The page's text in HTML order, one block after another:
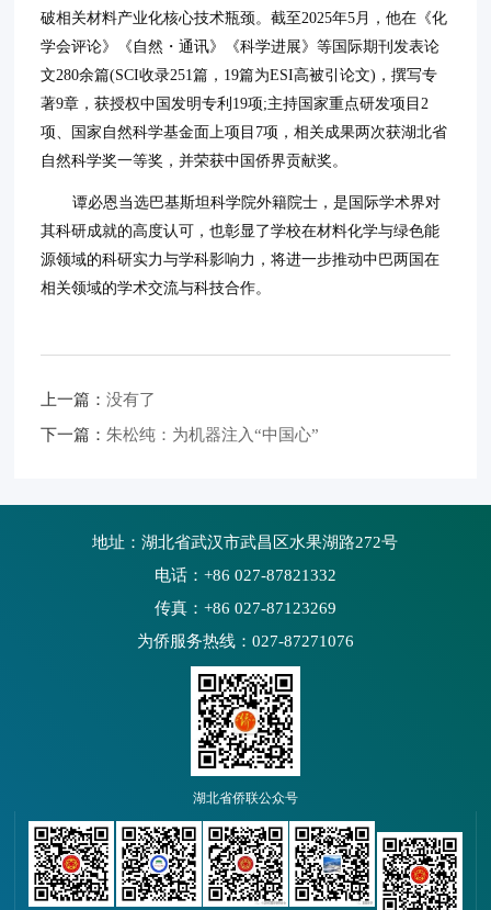
破相关材料产业化核心技术瓶颈。截至2025年5月，他在《化
学会评论》《自然・通讯》《科学进展》等国际期刊发表论
文280余篇(SCI收录251篇，19篇为ESI高被引论文)，撰写专
著9章，获授权中国发明专利19项;主持国家重点研发项目2
项、国家自然科学基金面上项目7项，相关成果两次获湖北省
自然科学奖一等奖，并荣获中国侨界贡献奖。
谭必恩当选巴基斯坦科学院外籍院士，是国际学术界对
其科研成就的高度认可，也彰显了学校在材料化学与绿色能
源领域的科研实力与学科影响力，将进一步推动中巴两国在
相关领域的学术交流与科技合作。
上一篇：没有了
下一篇：朱松纯：为机器注入“中国心”
地址：湖北省武汉市武昌区水果湖路272号
电话：+86 027-87821332
传真：+86 027-87123269
为侨服务热线：027-87271076
湖北省侨联公众号